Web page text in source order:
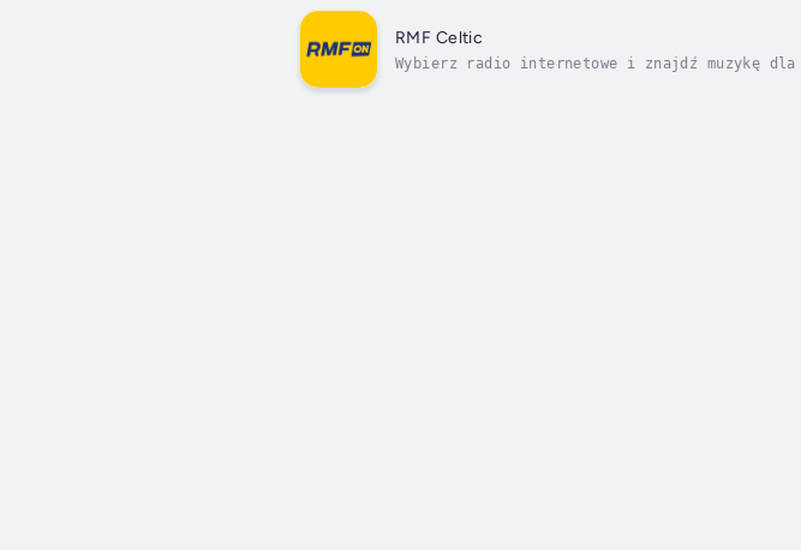
RMF Celtic
Wybierz radio internetowe i znajdź muzykę